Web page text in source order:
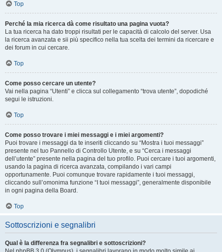
Top
Perché la mia ricerca dà come risultato una pagina vuota?
La tua ricerca ha dato troppi risultati per le capacità di calcolo del server. Usa
la ricerca avanzata e sii più specifico nella tua scelta dei termini da ricercare e
dei forum in cui cercare.
Top
Come posso cercare un utente?
Vai nella pagina “Utenti” e clicca sul collegamento “trova utente”, dopodiché
segui le istruzioni.
Top
Come posso trovare i miei messaggi e i miei argomenti?
Puoi trovare i messaggi da te inseriti cliccando su “Mostra i tuoi messaggi”
presente nel tuo Pannello di Controllo Utente, e su “Cerca i messaggi
dell’utente” presente nella pagina del tuo profilo. Puoi cercare i tuoi argomenti,
usando la pagina di ricerca avanzata, compilando i vari campi
opportunamente. Puoi comunque trovare rapidamente i tuoi messaggi,
cliccando sull’omonima funzione “I tuoi messaggi”, generalmente disponibile
in ogni pagina della Board.
Top
Sottoscrizioni e segnalibri
Qual è la differenza fra segnalibri e sottoscrizioni?